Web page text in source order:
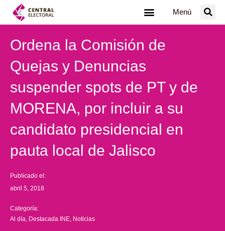
Menú
Ordena la Comisión de
Quejas y Denuncias
suspender spots de PT y de
MORENA, por incluir a su
candidato presidencial en
pauta local de Jalisco
Publicado el:
abril 5, 2018
Categoría:
Al día Destacada INE Noticias